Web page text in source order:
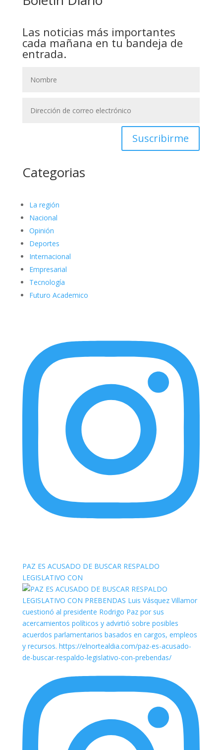
Las noticias más importantes
cada mañana en tu bandeja de
entrada.
Suscribirme
Categorias
La región
Nacional
Opinión
Deportes
Internacional
Empresarial
Tecnología
Futuro Academico
PAZ ES ACUSADO DE BUSCAR RESPALDO
LEGISLATIVO CON